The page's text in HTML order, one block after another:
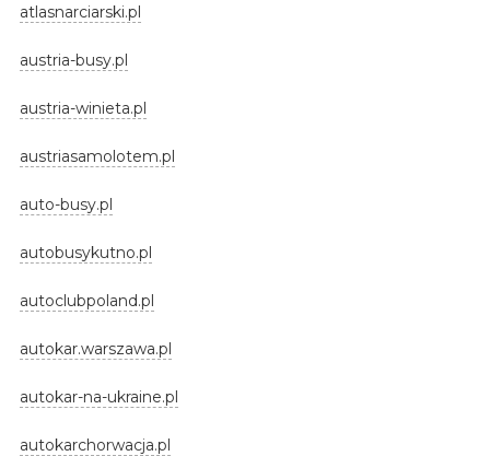
atlasnarciarski.pl
austria-busy.pl
austria-winieta.pl
austriasamolotem.pl
auto-busy.pl
autobusykutno.pl
autoclubpoland.pl
autokar.warszawa.pl
autokar-na-ukraine.pl
autokarchorwacja.pl